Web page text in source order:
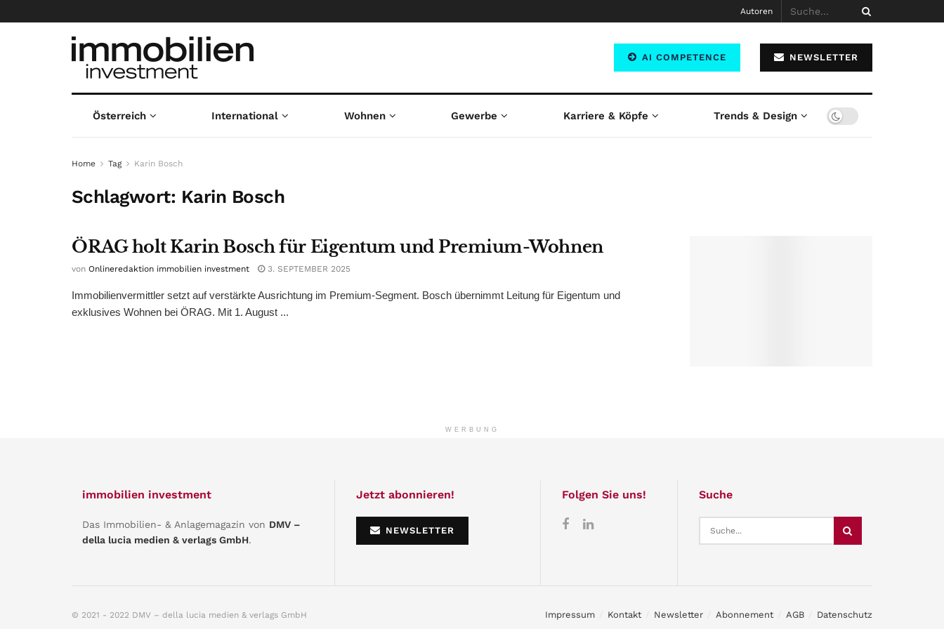
Autoren
AI COMPETENCE NEWSLETTER
Österreich International Wohnen Gewerbe Karriere & Köpfe Trends & Design
Home Tag Karin Bosch
Schlagwort: Karin Bosch
ÖRAG holt Karin Bosch für Eigentum und Premium-Wohnen
von Onlineredaktion immobilien investment 3. SEPTEMBER 2025
Immobilienvermittler setzt auf verstärkte Ausrichtung im Premium-Segment. Bosch übernimmt Leitung für Eigentum und
exklusives Wohnen bei ÖRAG. Mit 1. August ...
WERBUNG
immobilien investment
Das Immobilien- & Anlagemagazin von DMV –
della lucia medien & verlags GmbH.
Jetzt abonnieren!
NEWSLETTER
Folgen Sie uns! Suche
Impressum Kontakt Newsletter Abonnement AGB Datenschutz
© 2021 - 2022 DMV – della lucia medien & verlags GmbH